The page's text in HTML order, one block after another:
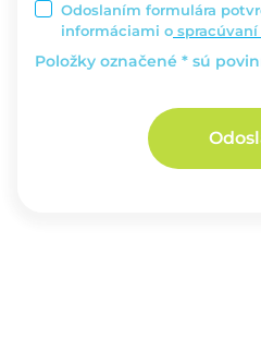
Odoslaním formulára
informáciami o
Položky označené * sú